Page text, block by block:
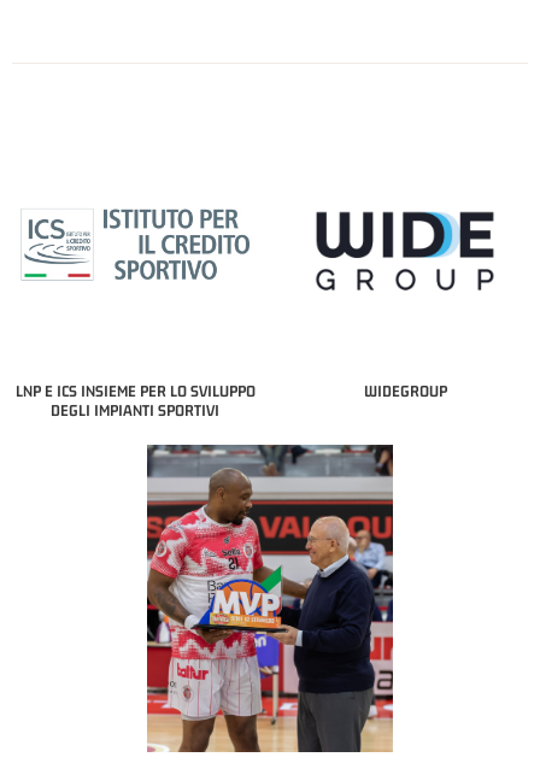
LNP E ICS INSIEME PER LO SVILUPPO
DEGLI IMPIANTI SPORTIVI
WIDEGROUP